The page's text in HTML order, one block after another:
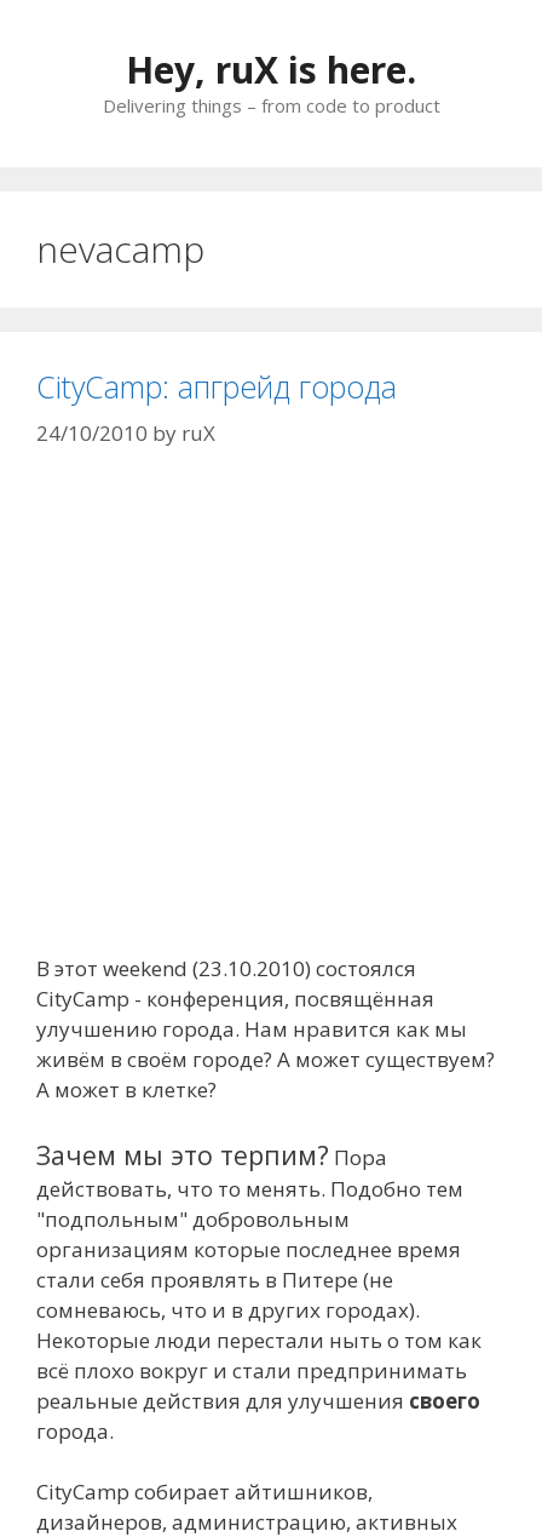
Hey, ruX is here.
Delivering things – from code to product
nevacamp
CityCamp: апгрейд города
24/10/2010 by ruX
В этот weekend (23.10.2010) состоялся
CityCamp - конференция, посвящённая
улучшению города. Нам нравится как мы
живём в своём городе? А может существуем?
А может в клетке?
Зачем мы это терпим? Пора
действовать, что то менять. Подобно тем
"подпольным" добровольным
организациям которые последнее время
стали себя проявлять в Питере (не
сомневаюсь, что и в других городах).
Некоторые люди перестали ныть о том как
всё плохо вокруг и стали предпринимать
реальные действия для улучшения своего
города.
CityCamp собирает айтишников,
дизайнеров, администрацию, активных